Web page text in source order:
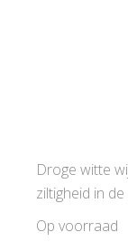
Droge witte
ziltigheid in
Op voorraad